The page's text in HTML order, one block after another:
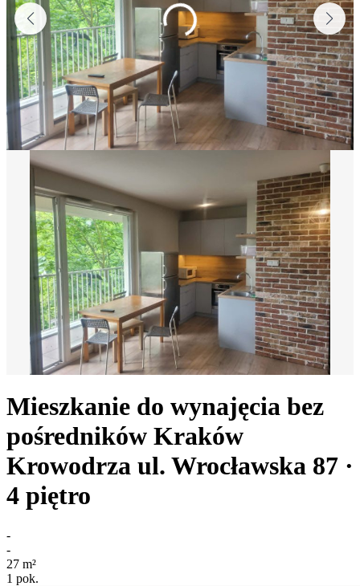
Mieszkanie do wynajęcia bez
pośredników Kraków
Krowodrza ul. Wrocławska 87 ·
4 piętro
-
-
27 m²
1 pok.